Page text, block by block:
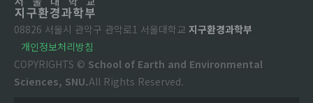
08826 서울시 관악구 관악로1 서울대학교 지구환경과학부
개인정보처리방침
COPYRIGHTS © School of Earth and Environmental
Sciences, SNU.All Rights Reserved.